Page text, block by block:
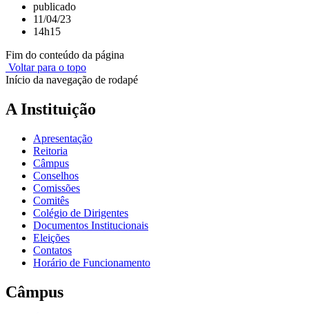
publicado
11/04/23
14h15
Fim do conteúdo da página
Voltar para o topo
Início da navegação de rodapé
A Instituição
Apresentação
Reitoria
Câmpus
Conselhos
Comissões
Comitês
Colégio de Dirigentes
Documentos Institucionais
Eleições
Contatos
Horário de Funcionamento
Câmpus